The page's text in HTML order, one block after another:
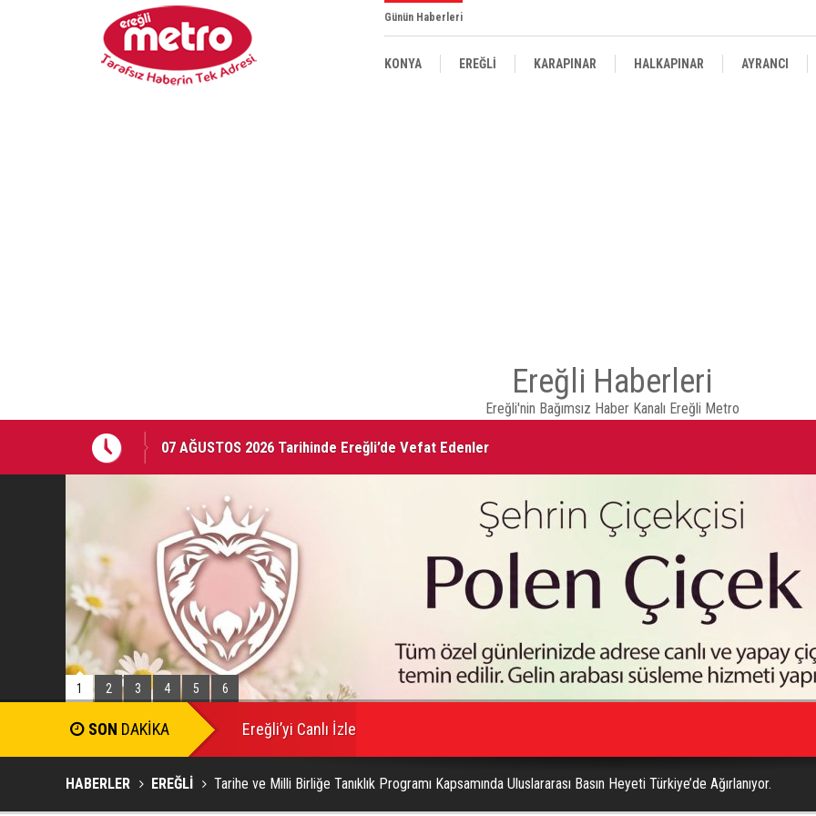
Günün Haberleri
KONYA EREĞLİ KARAPINAR HALKAPINAR AYRANCI
Ereğli Haberleri
Ereğli'nin Bağımsız Haber Kanalı Ereğli Metro
EREĞLİ'DE GÜNDEMİ SARSAN İSTİFA
1 2 3 4 5 6
Ereğli’yi Canlı İzle
HABERLER EREĞLİ Tarihe ve Milli Birliğe Tanıklık Programı Kapsamında Uluslararası Basın Heyeti Türkiye’de Ağırlanıyor.